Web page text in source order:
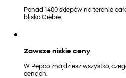
Ponad 1400 sklepów na terenie
blisko Ciebie.
Zawsze niskie ceny
W Pepco znajdziesz wszystko,
cenach.